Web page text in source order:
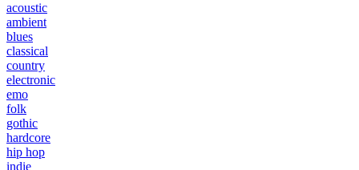
acoustic
ambient
blues
classical
country
electronic
emo
folk
gothic
hardcore
hip hop
indie